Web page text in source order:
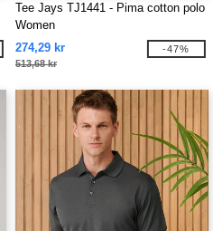
Tee Jays TJ1441 - Pima cotton polo
Women
274,29 kr
513,68 kr
-47%